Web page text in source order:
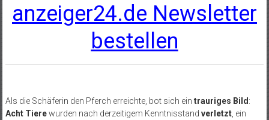
anzeiger24.de Newsletter
bestellen
Als die Schäferin den Pferch erreichte, bot sich ein trauriges Bild:
Acht Tierewurden nach derzeitigem Kenntnisstand verletzt, ein